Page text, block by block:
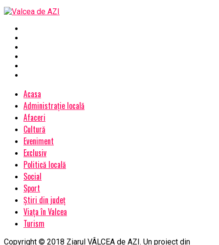
Acasa
Administrație locală
Afaceri
Cultură
Eveniment
Exclusiv
Politică locală
Social
Sport
Știri din județ
Viața în Valcea
Turism
Copyright © 2018 Ziarul VÂLCEA de AZI. Un proiect din